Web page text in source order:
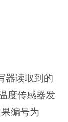
读取到的
度传感器发
编号为